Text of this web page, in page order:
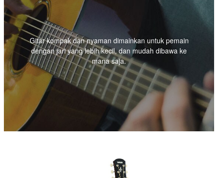
Gitar kompak dan nyaman dimainkan untuk pemain
dengan jari yang lebih kecil, dan mudah dibawa ke
mana saja.